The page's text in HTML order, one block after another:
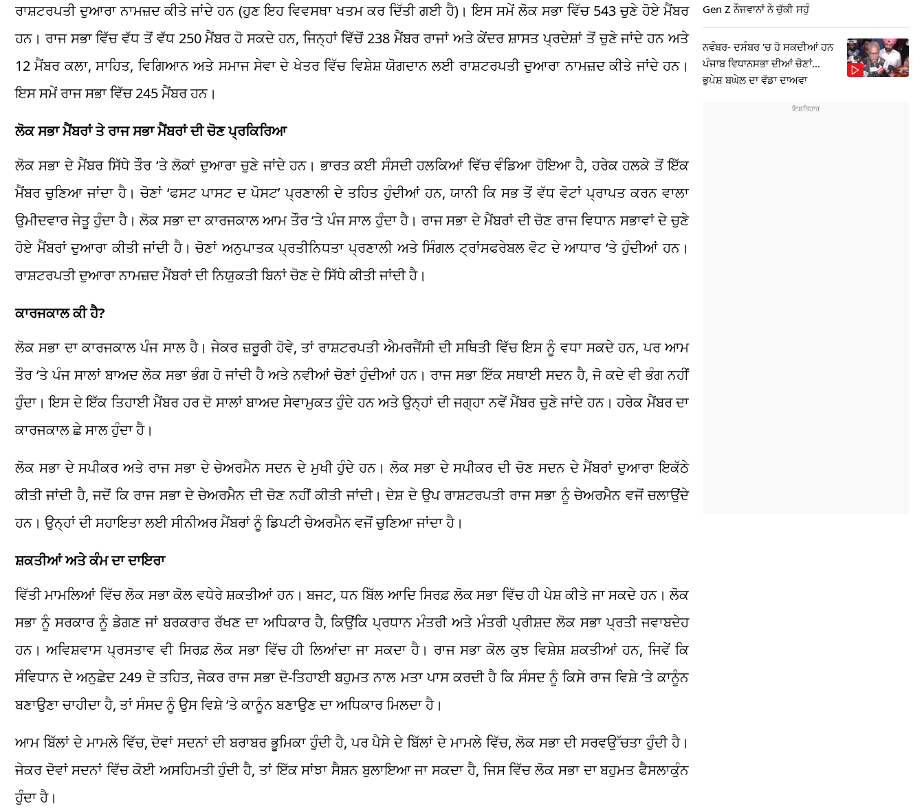
ਰਾਸ਼ਟਰਪਤੀ ਦੁਆਰਾ ਨਾਮਜ਼ਦ ਕੀਤੇ ਜਾਂਦੇ ਹਨ (ਹੁਣ ਇਹ ਵਿਵਸਥਾ ਖਤਮ ਕਰ ਦਿੱਤੀ ਗਈ ਹੈ)। ਇਸ ਸਮੇਂ ਲੋਕ ਸਭਾ ਵਿੱਚ 543 ਚੁਣੇ ਹੋਏ ਮੈਂਬਰ
ਹਨ। ਰਾਜ ਸਭਾ ਵਿੱਚ ਵੱਧ ਤੋਂ ਵੱਧ 250 ਮੈਂਬਰ ਹੋ ਸਕਦੇ ਹਨ, ਜਿਨ੍ਹਾਂ ਵਿੱਚੋਂ 238 ਮੈਂਬਰ ਰਾਜਾਂ ਅਤੇ ਕੇਂਦਰ ਸ਼ਾਸਤ ਪ੍ਰਦੇਸ਼ਾਂ ਤੋਂ ਚੁਣੇ ਜਾਂਦੇ ਹਨ ਅਤੇ
12 ਮੈਂਬਰ ਕਲਾ, ਸਾਹਿਤ, ਵਿਗਿਆਨ ਅਤੇ ਸਮਾਜ ਸੇਵਾ ਦੇ ਖੇਤਰ ਵਿੱਚ ਵਿਸ਼ੇਸ਼ ਯੋਗਦਾਨ ਲਈ ਰਾਸ਼ਟਰਪਤੀ ਦੁਆਰਾ ਨਾਮਜ਼ਦ ਕੀਤੇ ਜਾਂਦੇ ਹਨ।
ਇਸ ਸਮੇਂ ਰਾਜ ਸਭਾ ਵਿੱਚ 245 ਮੈਂਬਰ ਹਨ।
ਲੋਕ ਸਭਾ ਮੈਂਬਰਾਂ ਤੇ ਰਾਜ ਸਭਾ ਮੈਂਬਰਾਂ ਦੀ ਚੋਣ ਪ੍ਰਕਿਰਿਆ
ਲੋਕ ਸਭਾ ਦੇ ਮੈਂਬਰ ਸਿੱਧੇ ਤੌਰ ‘ਤੇ ਲੋਕਾਂ ਦੁਆਰਾ ਚੁਣੇ ਜਾਂਦੇ ਹਨ। ਭਾਰਤ ਕਈ ਸੰਸਦੀ ਹਲਕਿਆਂ ਵਿੱਚ ਵੰਡਿਆ ਹੋਇਆ ਹੈ, ਹਰੇਕ ਹਲਕੇ ਤੋਂ ਇੱਕ
ਮੈਂਬਰ ਚੁਣਿਆ ਜਾਂਦਾ ਹੈ। ਚੋਣਾਂ ‘ਫਸਟ ਪਾਸਟ ਦ ਪੋਸਟ’ ਪ੍ਰਣਾਲੀ ਦੇ ਤਹਿਤ ਹੁੰਦੀਆਂ ਹਨ, ਯਾਨੀ ਕਿ ਸਭ ਤੋਂ ਵੱਧ ਵੋਟਾਂ ਪ੍ਰਾਪਤ ਕਰਨ ਵਾਲਾ
ਉਮੀਦਵਾਰ ਜੇਤੂ ਹੁੰਦਾ ਹੈ। ਲੋਕ ਸਭਾ ਦਾ ਕਾਰਜਕਾਲ ਆਮ ਤੌਰ ‘ਤੇ ਪੰਜ ਸਾਲ ਹੁੰਦਾ ਹੈ। ਰਾਜ ਸਭਾ ਦੇ ਮੈਂਬਰਾਂ ਦੀ ਚੋਣ ਰਾਜ ਵਿਧਾਨ ਸਭਾਵਾਂ ਦੇ ਚੁਣੇ
ਹੋਏ ਮੈਂਬਰਾਂ ਦੁਆਰਾ ਕੀਤੀ ਜਾਂਦੀ ਹੈ। ਚੋਣਾਂ ਅਨੁਪਾਤਕ ਪ੍ਰਤੀਨਿਧਤਾ ਪ੍ਰਣਾਲੀ ਅਤੇ ਸਿੰਗਲ ਟ੍ਰਾਂਸਫਰੇਬਲ ਵੋਟ ਦੇ ਆਧਾਰ ‘ਤੇ ਹੁੰਦੀਆਂ ਹਨ।
ਰਾਸ਼ਟਰਪਤੀ ਦੁਆਰਾ ਨਾਮਜ਼ਦ ਮੈਂਬਰਾਂ ਦੀ ਨਿਯੁਕਤੀ ਬਿਨਾਂ ਚੋਣ ਦੇ ਸਿੱਧੇ ਕੀਤੀ ਜਾਂਦੀ ਹੈ।
ਕਾਰਜਕਾਲ ਕੀ ਹੈ?
ਲੋਕ ਸਭਾ ਦਾ ਕਾਰਜਕਾਲ ਪੰਜ ਸਾਲ ਹੈ। ਜੇਕਰ ਜ਼ਰੂਰੀ ਹੋਵੇ, ਤਾਂ ਰਾਸ਼ਟਰਪਤੀ ਐਮਰਜੈਂਸੀ ਦੀ ਸਥਿਤੀ ਵਿੱਚ ਇਸ ਨੂੰ ਵਧਾ ਸਕਦੇ ਹਨ, ਪਰ ਆਮ
ਤੌਰ ‘ਤੇ ਪੰਜ ਸਾਲਾਂ ਬਾਅਦ ਲੋਕ ਸਭਾ ਭੰਗ ਹੋ ਜਾਂਦੀ ਹੈ ਅਤੇ ਨਵੀਆਂ ਚੋਣਾਂ ਹੁੰਦੀਆਂ ਹਨ। ਰਾਜ ਸਭਾ ਇੱਕ ਸਥਾਈ ਸਦਨ ਹੈ, ਜੋ ਕਦੇ ਵੀ ਭੰਗ ਨਹੀਂ
ਹੁੰਦਾ। ਇਸ ਦੇ ਇੱਕ ਤਿਹਾਈ ਮੈਂਬਰ ਹਰ ਦੋ ਸਾਲਾਂ ਬਾਅਦ ਸੇਵਾਮੁਕਤ ਹੁੰਦੇ ਹਨ ਅਤੇ ਉਨ੍ਹਾਂ ਦੀ ਜਗ੍ਹਾ ਨਵੇਂ ਮੈਂਬਰ ਚੁਣੇ ਜਾਂਦੇ ਹਨ। ਹਰੇਕ ਮੈਂਬਰ ਦਾ
ਕਾਰਜਕਾਲ ਛੇ ਸਾਲ ਹੁੰਦਾ ਹੈ।
ਲੋਕ ਸਭਾ ਦੇ ਸਪੀਕਰ ਅਤੇ ਰਾਜ ਸਭਾ ਦੇ ਚੇਅਰਮੈਨ ਸਦਨ ਦੇ ਮੁਖੀ ਹੁੰਦੇ ਹਨ। ਲੋਕ ਸਭਾ ਦੇ ਸਪੀਕਰ ਦੀ ਚੋਣ ਸਦਨ ਦੇ ਮੈਂਬਰਾਂ ਦੁਆਰਾ ਇਕੱਠੇ
ਕੀਤੀ ਜਾਂਦੀ ਹੈ, ਜਦੋਂ ਕਿ ਰਾਜ ਸਭਾ ਦੇ ਚੇਅਰਮੈਨ ਦੀ ਚੋਣ ਨਹੀਂ ਕੀਤੀ ਜਾਂਦੀ। ਦੇਸ਼ ਦੇ ਉਪ ਰਾਸ਼ਟਰਪਤੀ ਰਾਜ ਸਭਾ ਨੂੰ ਚੇਅਰਮੈਨ ਵਜੋਂ ਚਲਾਉਂਦੇ
ਹਨ। ਉਨ੍ਹਾਂ ਦੀ ਸਹਾਇਤਾ ਲਈ ਸੀਨੀਅਰ ਮੈਂਬਰਾਂ ਨੂੰ ਡਿਪਟੀ ਚੇਅਰਮੈਨ ਵਜੋਂ ਚੁਣਿਆ ਜਾਂਦਾ ਹੈ।
ਸ਼ਕਤੀਆਂ ਅਤੇ ਕੰਮ ਦਾ ਦਾਇਰਾ
ਵਿੱਤੀ ਮਾਮਲਿਆਂ ਵਿੱਚ ਲੋਕ ਸਭਾ ਕੋਲ ਵਧੇਰੇ ਸ਼ਕਤੀਆਂ ਹਨ। ਬਜਟ, ਧਨ ਬਿੱਲ ਆਦਿ ਸਿਰਫ਼ ਲੋਕ ਸਭਾ ਵਿੱਚ ਹੀ ਪੇਸ਼ ਕੀਤੇ ਜਾ ਸਕਦੇ ਹਨ। ਲੋਕ
ਸਭਾ ਨੂੰ ਸਰਕਾਰ ਨੂੰ ਡੇਗਣ ਜਾਂ ਬਰਕਰਾਰ ਰੱਖਣ ਦਾ ਅਧਿਕਾਰ ਹੈ, ਕਿਉਂਕਿ ਪ੍ਰਧਾਨ ਮੰਤਰੀ ਅਤੇ ਮੰਤਰੀ ਪ੍ਰੀਸ਼ਦ ਲੋਕ ਸਭਾ ਪ੍ਰਤੀ ਜਵਾਬਦੇਹ
ਹਨ। ਅਵਿਸ਼ਵਾਸ ਪ੍ਰਸਤਾਵ ਵੀ ਸਿਰਫ਼ ਲੋਕ ਸਭਾ ਵਿੱਚ ਹੀ ਲਿਆਂਦਾ ਜਾ ਸਕਦਾ ਹੈ। ਰਾਜ ਸਭਾ ਕੋਲ ਕੁਝ ਵਿਸ਼ੇਸ਼ ਸ਼ਕਤੀਆਂ ਹਨ, ਜਿਵੇਂ ਕਿ
ਸੰਵਿਧਾਨ ਦੇ ਅਨੁਛੇਦ 249 ਦੇ ਤਹਿਤ, ਜੇਕਰ ਰਾਜ ਸਭਾ ਦੋ-ਤਿਹਾਈ ਬਹੁਮਤ ਨਾਲ ਮਤਾ ਪਾਸ ਕਰਦੀ ਹੈ ਕਿ ਸੰਸਦ ਨੂੰ ਕਿਸੇ ਰਾਜ ਵਿਸ਼ੇ ‘ਤੇ ਕਾਨੂੰਨ
ਬਣਾਉਣਾ ਚਾਹੀਦਾ ਹੈ, ਤਾਂ ਸੰਸਦ ਨੂੰ ਉਸ ਵਿਸ਼ੇ ‘ਤੇ ਕਾਨੂੰਨ ਬਣਾਉਣ ਦਾ ਅਧਿਕਾਰ ਮਿਲਦਾ ਹੈ।
ਆਮ ਬਿੱਲਾਂ ਦੇ ਮਾਮਲੇ ਵਿੱਚ, ਦੋਵਾਂ ਸਦਨਾਂ ਦੀ ਬਰਾਬਰ ਭੂਮਿਕਾ ਹੁੰਦੀ ਹੈ, ਪਰ ਪੈਸੇ ਦੇ ਬਿੱਲਾਂ ਦੇ ਮਾਮਲੇ ਵਿੱਚ, ਲੋਕ ਸਭਾ ਦੀ ਸਰਵਉੱਚਤਾ ਹੁੰਦੀ ਹੈ।
ਜੇਕਰ ਦੋਵਾਂ ਸਦਨਾਂ ਵਿੱਚ ਕੋਈ ਅਸਹਿਮਤੀ ਹੁੰਦੀ ਹੈ, ਤਾਂ ਇੱਕ ਸਾਂਝਾ ਸੈਸ਼ਨ ਬੁਲਾਇਆ ਜਾ ਸਕਦਾ ਹੈ, ਜਿਸ ਵਿੱਚ ਲੋਕ ਸਭਾ ਦਾ ਬਹੁਮਤ ਫੈਸਲਾਕੁੰਨ
ਹੁੰਦਾ ਹੈ।
Gen Z ਨੌਜਵਾਨਾਂ ਨੇ ਚੁੱਕੀ ਸਹੁੰ
ਨਵੰਬਰ- ਦਸੰਬਰ 'ਚ ਹੋ ਸਕਦੀਆਂ ਹਨ
ਪੰਜਾਬ ਵਿਧਾਨਸਭਾ ਦੀਆਂ ਚੋਣਾਂ...
ਭੁਪੇਸ਼ ਬਘੇਲ ਦਾ ਵੱਡਾ ਦਾਅਵਾ